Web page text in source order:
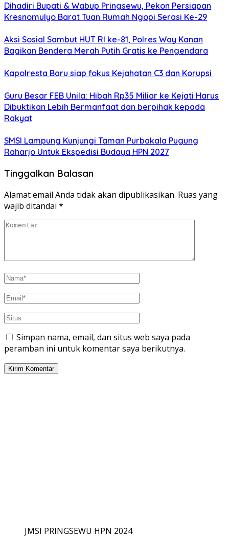
Dihadiri Bupati & Wabup Pringsewu, Pekon Persiapan
Kresnomulyo Barat Tuan Rumah Ngopi Serasi Ke-29
Aksi Sosial Sambut HUT RI ke-81, Polres Way Kanan
Bagikan Bendera Merah Putih Gratis ke Pengendara
Kapolresta Baru siap fokus Kejahatan C3 dan Korupsi
Guru Besar FEB Unila: Hibah Rp35 Miliar ke Kejati Harus
Dibuktikan Lebih Bermanfaat dan berpihak kepada
Rakyat
SMSI Lampung Kunjungi Taman Purbakala Pugung
Raharjo Untuk Ekspedisi Budaya HPN 2027
Tinggalkan Balasan
Alamat email Anda tidak akan dipublikasikan. Ruas yang
wajib ditandai *
Simpan nama, email, dan situs web saya pada
peramban ini untuk komentar saya berikutnya.
JMSI PRINGSEWU HPN 2024